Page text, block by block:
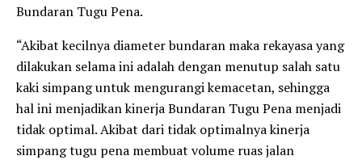
Bundaran Tugu Pena.
“Akibat kecilnya diameter bundaran maka rekayasa yang
dilakukan selama ini adalah dengan menutup salah satu
kaki simpang untuk mengurangi kemacetan, sehingga
hal ini menjadikan kinerja Bundaran Tugu Pena menjadi
tidak optimal. Akibat dari tidak optimalnya kinerja
simpang tugu pena membuat volume ruas jalan